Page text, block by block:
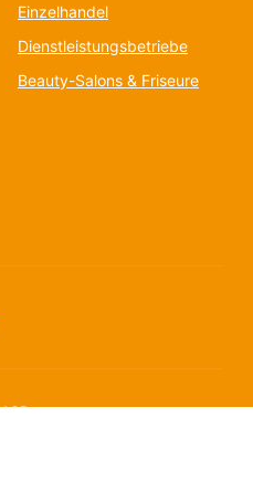
Einzelhandel
Dienstleistungsbetriebe
Beauty-Salons & Friseure
AGB